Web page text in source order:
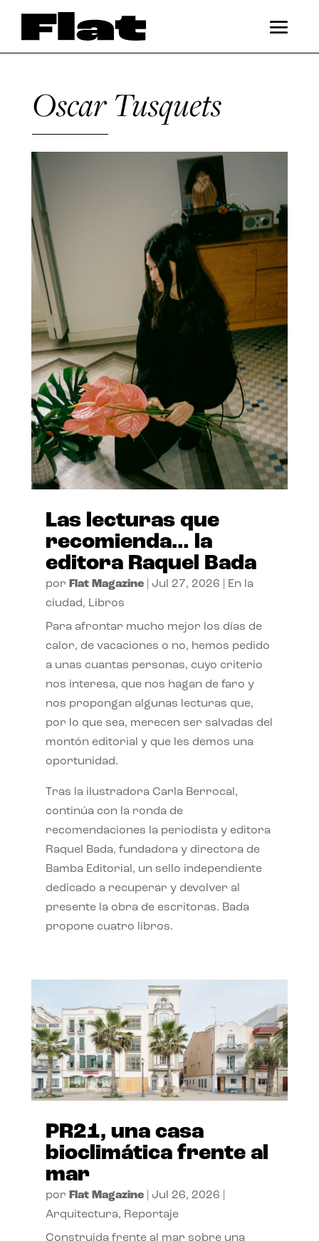
Oscar Tusquets
Las lecturas que
recomienda… la
editora Raquel Bada
por Flat Magazine| Jul 27, 2026
En la
ciudad, Libros
Para afrontar mucho mejor los días de
calor, de vacaciones o no, hemos pedido
a unas cuantas personas, cuyo criterio
nos interesa, que nos hagan de faro y
nos propongan algunas lecturas que,
por lo que sea, merecen ser salvadas del
montón editorial y que les demos una
oportunidad.
Tras la ilustradora Carla Berrocal,
continúa con la ronda de
recomendaciones la periodista y editora
Raquel Bada, fundadora y directora de
Bamba Editorial, un sello independiente
dedicado a recuperar y devolver al
presente la obra de escritoras. Bada
propone cuatro libros.
PR21, una casa
bioclimática frente al
mar
por Flat Magazine| Jul 26, 2026
Arquitectura, Reportaje
Construida frente al mar sobre una